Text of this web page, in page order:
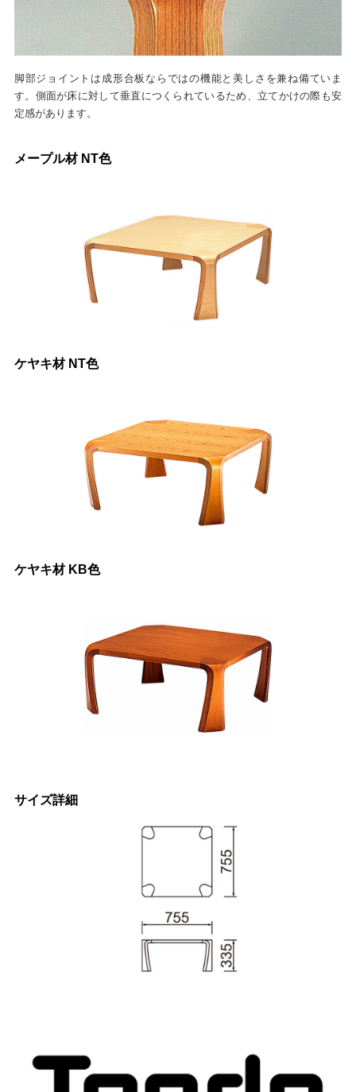
脚部ジョイントは成形合板ならではの機能と美しさを兼ね備ていま
す。側面が床に対して垂直につくられているため、立てかけの際も安
定感があります。
メープル材 NT色
ケヤキ材 NT色
ケヤキ材 KB色
サイズ詳細